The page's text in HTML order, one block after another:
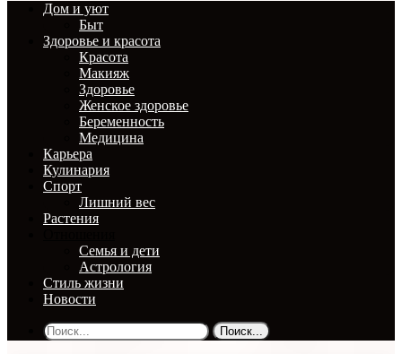
Дом и уют
Быт
Здоровье и красота
Красота
Макияж
Здоровье
Женское здоровье
Беременность
Медицина
Карьера
Кулинария
Спорт
Лишний вес
Растения
Семья и дети
Астрология
Стиль жизни
Новости
Поиск...